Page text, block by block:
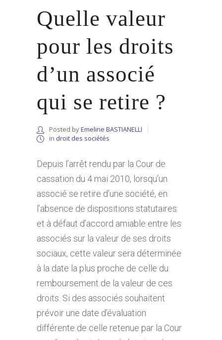
Quelle valeur
pour les droits
d’un associé
qui se retire ?
Posted byEmeline BASTIANELLI
in droit des sociétés
Depuis l’arrêt rendu par la Cour de
cassation du 4 mai 2010, lorsqu’un
associé se retire d’une société, en
l’absence de dispositions statutaires
et à défaut d’accord amiable entre les
associés sur la valeur de ses droits
sociaux, cette valeur sera déterminée
à la date la plus proche de celle du
remboursement de la valeur de ces
droits. Si des associés souhaitent
prévoir une date d’évaluation
différente de celle retenue par la Cour